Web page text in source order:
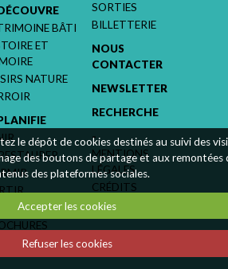
BÂTI
ET
NATURE
GROUPES
SORTIES
BILLETTERIE
NOUS
CONTACTER
NEWSLETTER
RECHERCHE
-
MENTIONS
LÉGALES
CRÉDITS
le dépôt de cookies destinés au suivi des
des boutons de partage et aux remontées
des plateformes sociales.
Accepter les cookies
Refuser les cookies